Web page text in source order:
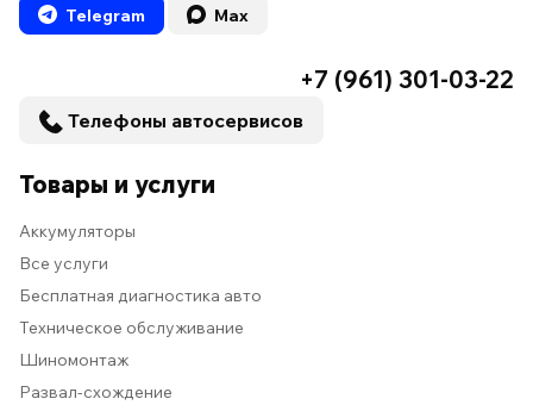
Telegram
Max
+7 (961) 301-03-22
Телефоны автосервисов
Товары и услуги
Аккумуляторы
Все услуги
Бесплатная диагностика авто
Техническое обслуживание
Шиномонтаж
Развал-схождение